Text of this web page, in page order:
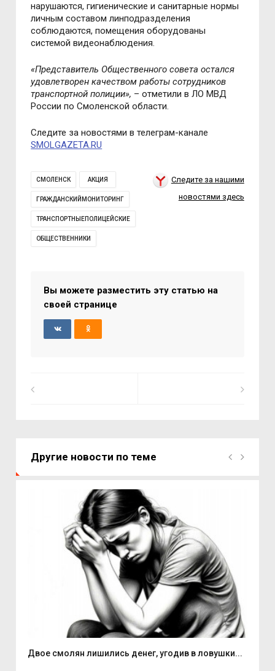
нарушаются, гигиенические и санитарные нормы
личным составом линподразделения
соблюдаются, помещения оборудованы
системой видеонаблюдения.
«Представитель Общественного совета остался
удовлетворен качеством работы сотрудников
транспортной полиции», – отметили в ЛО МВД
России по Смоленской области.
Следите за новостями в телеграм-канале
SMOLGAZETA.RU
СМОЛЕНСК АКЦИЯ
ГРАЖДАНСКИЙМОНИТОРИНГ
ТРАНСПОРТНЫЕПОЛИЦЕЙСКИЕ
ОБЩЕСТВЕННИКИ
Следите за нашими
новостями здесь
Вы можете разместить эту статью на
своей странице
Другие новости по теме
Двое смолян лишились денег, угодив в ловушки...